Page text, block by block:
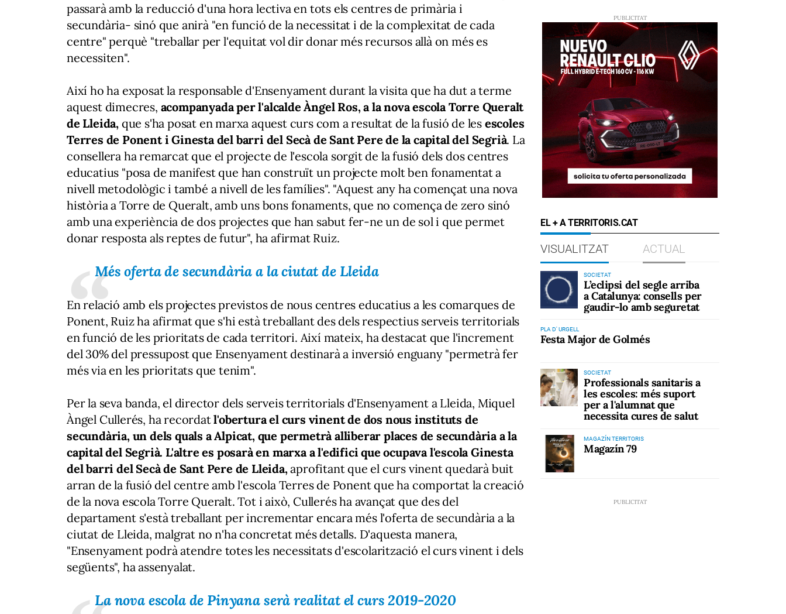
passarà amb la reducció d'una hora lectiva en tots els centres de primària i
secundària- sinó que anirà "en funció de la necessitat i de la complexitat de cada
centre" perquè "treballar per l'equitat vol dir donar més recursos allà on més es
necessiten".
Així ho ha exposat la responsable d'Ensenyament durant la visita que ha dut a terme
aquest dimecres, acompanyada per l'alcalde Àngel Ros, a la nova escola Torre Queralt
de Lleida, que s'ha posat en marxa aquest curs com a resultat de la fusió de les escoles
Terres de Ponent i Ginesta del barri del Secà de Sant Pere de la capital del Segrià. La
consellera ha remarcat que el projecte de l'escola sorgit de la fusió dels dos centres
educatius "posa de manifest que han construït un projecte molt ben fonamentat a
nivell metodològic i també a nivell de les famílies". "Aquest any ha començat una nova
història a Torre de Queralt, amb uns bons fonaments, que no comença de zero sinó
amb una experiència de dos projectes que han sabut fer-ne un de sol i que permet
donar resposta als reptes de futur", ha afirmat Ruiz.
Més oferta de secundària a la ciutat de Lleida
En relació amb els projectes previstos de nous centres educatius a les comarques de
Ponent, Ruiz ha afirmat que s'hi està treballant des dels respectius serveis territorials
en funció de les prioritats de cada territori. Així mateix, ha destacat que l'increment
del 30% del pressupost que Ensenyament destinarà a inversió enguany "permetrà fer
més via en les prioritats que tenim".
Per la seva banda, el director dels serveis territorials d'Ensenyament a Lleida, Miquel
Àngel Cullerés, ha recordatl'obertura el curs vinent de dos nous instituts de
secundària, un dels quals a Alpicat, que permetrà alliberar places de secundària a la
capital del Segrià. L'altre es posarà en marxa a l'edifici que ocupava l'escola Ginesta
del barri del Secà de Sant Pere de Lleida, aprofitant que el curs vinent quedarà buit
arran de la fusió del centre amb l'escola Terres de Ponent que ha comportat la creació
de la nova escola Torre Queralt. Tot i això, Cullerés ha avançat que des del
departament s'està treballant per incrementar encara més l'oferta de secundària a la
ciutat de Lleida, malgrat no n'ha concretat més detalls. D'aquesta manera,
"Ensenyament podrà atendre totes les necessitats d'escolarització el curs vinent i dels
següents", ha assenyalat.
La nova escola de Pinyana serà realitat el curs 2019-2020
EL + A TERRITORIS.CAT
VISUALITZAT ACTUAL
SOCIETAT
L’eclipsi del segle arriba
a Catalunya: consells per
gaudir-lo amb seguretat
PLA D' URGELL
Festa Major de Golmés
SOCIETAT
Professionals sanitaris a
les escoles: més suport
per a l'alumnat que
necessita cures de salut
MAGAZÍN TERRITORIS
Magazín 79